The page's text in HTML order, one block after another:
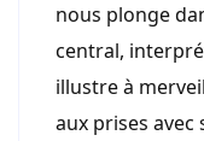
nous plonge
central,
illustre à
aux prises